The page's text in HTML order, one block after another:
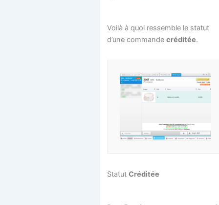
Voilà à quoi ressemble le statut
d’une commandecréditée.
StatutCréditée